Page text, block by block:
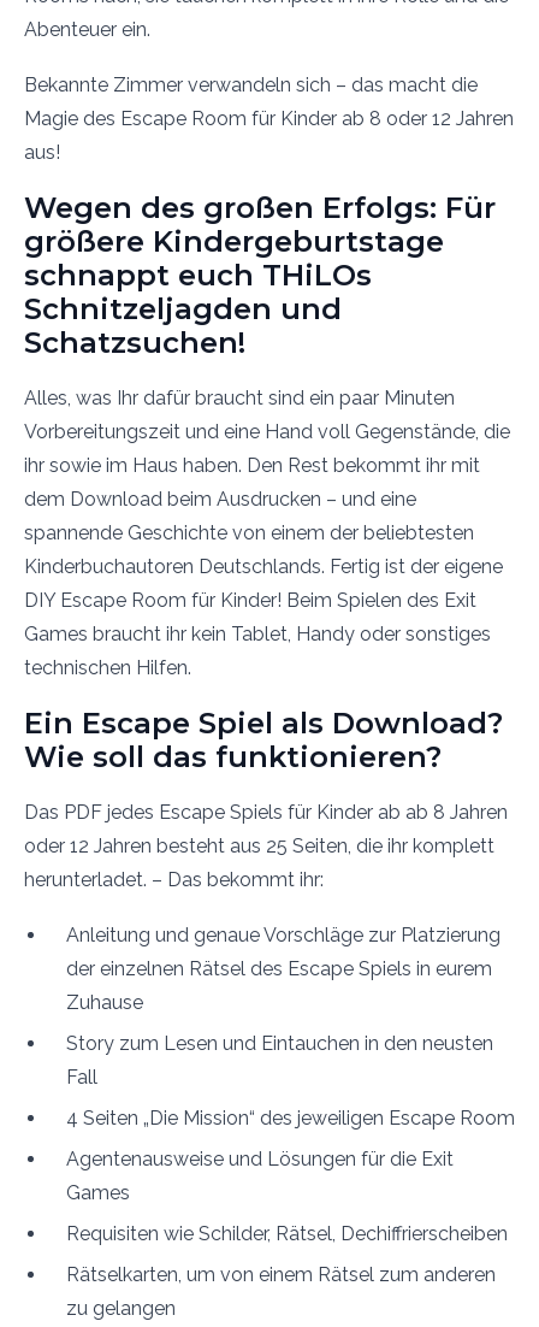
Abenteuer ein.
Bekannte Zimmer verwandeln sich – das macht die
Magie des Escape Room für Kinder ab 8 oder 12 Jahren
aus!
Wegen des großen Erfolgs: Für
größere Kindergeburtstage
schnappt euch THiLOs
Schnitzeljagden und
Schatzsuchen!
Alles, was Ihr dafür braucht sind ein paar Minuten
Vorbereitungszeit und eine Hand voll Gegenstände, die
ihr sowie im Haus haben. Den Rest bekommt ihr mit
dem Download beim Ausdrucken – und eine
spannende Geschichte von einem der beliebtesten
Kinderbuchautoren Deutschlands. Fertig ist der eigene
DIY Escape Room für Kinder! Beim Spielen des Exit
Games braucht ihr kein Tablet, Handy oder sonstiges
technischen Hilfen.
Ein Escape Spiel als Download?
Wie soll das funktionieren?
Das PDF jedes Escape Spiels für Kinder ab ab 8 Jahren
oder 12 Jahren besteht aus 25 Seiten, die ihr komplett
herunterladet. – Das bekommt ihr:
Anleitung und genaue Vorschläge zur Platzierung
der einzelnen Rätsel des Escape Spiels in eurem
Zuhause
Story zum Lesen und Eintauchen in den neusten
Fall
4 Seiten „Die Mission“ des jeweiligen Escape Room
Agentenausweise und Lösungen für die Exit
Games
Requisiten wie Schilder, Rätsel, Dechiffrierscheiben
Rätselkarten, um von einem Rätsel zum anderen
zu gelangen